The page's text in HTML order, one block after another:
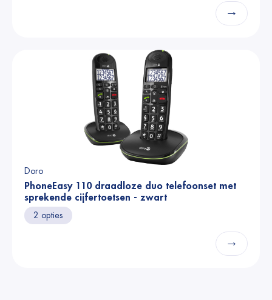
→
Doro
PhoneEasy 110 draadloze duo telefoonset met
sprekende cijfertoetsen - zwart
2 opties
→